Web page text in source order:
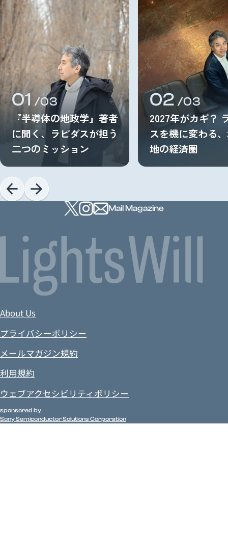
01 /03
『半導体の地政学』著者
に聞く、ラピダスが担う
二つのミッション
02 /03
2027年がカギ？
スを機に変わる
地の経済圏
Mail Magazine
About Us
プライバシーポリシー
メールマガジン規約
利用規約
ウェブアクセシビリティポリシー
sponsored by
Sony Semiconductor Solutions Corporation